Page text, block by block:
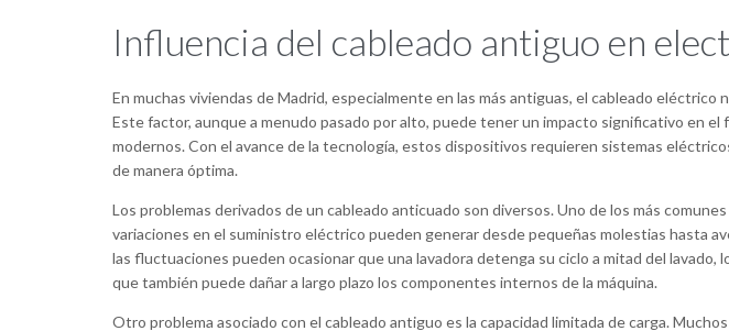
Influencia del cableado antiguo en
En muchas viviendas de Madrid, especialmente en las más antiguas, el cableado eléctrico
Este factor, aunque a menudo pasado por alto, puede tener un impacto significativo en
modernos. Con el avance de la tecnología, estos dispositivos requieren sistemas
de manera óptima.
Los problemas derivados de un cableado anticuado son diversos. Uno de los más
variaciones en el suministro eléctrico pueden generar desde pequeñas molestias hasta
las fluctuaciones pueden ocasionar que una lavadora detenga su ciclo a mitad del lavado,
que también puede dañar a largo plazo los componentes internos de la máquina.
Otro problema asociado con el cableado antiguo es la capacidad limitada de carga.